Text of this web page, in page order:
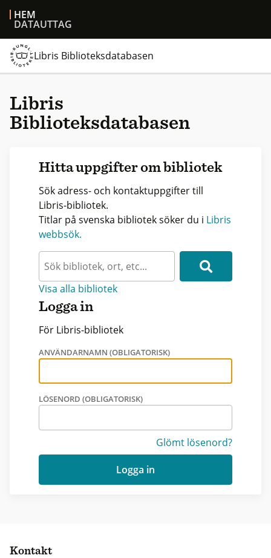
HEM
DATAUTTAG
Libris Biblioteksdatabasen
Libris
Biblioteksdatabasen
Hitta uppgifter om bibliotek
Sök adress- och kontaktuppgifter till
Libris-bibliotek.
Titlar på svenska bibliotek söker du i Libris
webbsök.
Visa alla bibliotek
Logga in
För Libris-bibliotek
ANVÄNDARNAMN (OBLIGATORISK)
LÖSENORD (OBLIGATORISK)
Glömt lösenord?
Logga in
Kontakt